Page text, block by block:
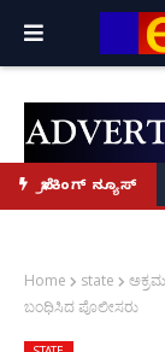
ಬ್ರೇಕಿಂಗ್ ನ್ಯೂಸ್
Priya Prakash
ಲೋಕಾರ್ಪಣೆ – ನಟ
Home state
ಬಂಧಿಸಿದ ಪೊಲೀಸರು